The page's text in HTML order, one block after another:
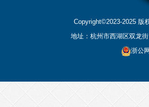
Copyright©2023-2025 版
地址：杭州市西湖区双龙
浙公